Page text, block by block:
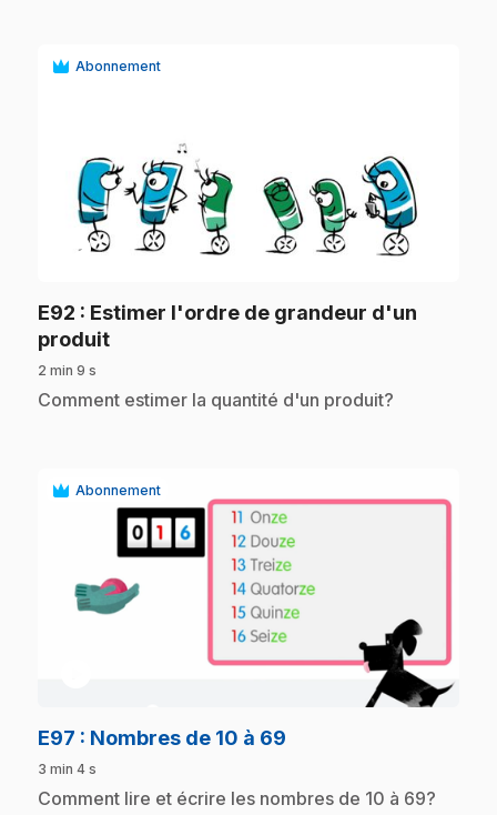
Abonnement
play_circle
E92 : Estimer l'ordre de grandeur d'un
produit.
2 min 9 s
.Comment estimer la quantité d'un produit?
Abonnement
E97 : Nombres de 10 à 69
3 min 4 s
.Comment lire et écrire les nombres de 10 à 69?